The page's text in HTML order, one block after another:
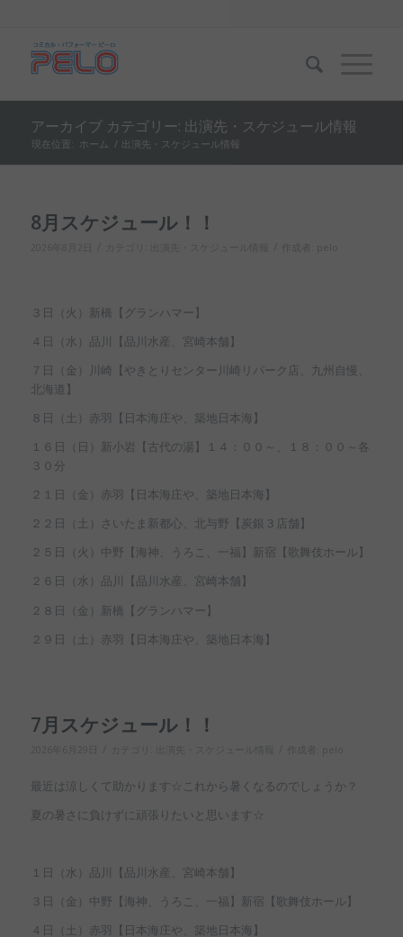
アーカイブ カテゴリー: 出演先・スケジュール情報
現在位置: ホーム / 出演先・スケジュール情報
8月スケジュール！！
３日（火）新橋【グランハマー】
４日（水）品川【品川水産、宮崎本舗】
７日（金）川崎【やきとりセンター川崎リパーク店、九州自慢、
北海道】
８日（土）赤羽【日本海庄や、築地日本海】
１６日（日）新小岩【古代の湯】１４：００～、１８：００～各
３０分
２１日（金）赤羽【日本海庄や、築地日本海】
２２日（土）さいたま新都心、北与野【炭銀３店舗】
２５日（火）中野【海神、うろこ、一福】新宿【歌舞伎ホール】
２６日（水）品川【品川水産、宮崎本舗】
２８日（金）新橋【グランハマー】
２９日（土）赤羽【日本海庄や、築地日本海】
7月スケジュール！！
作成者:
最近は涼しくて助かります☆これから暑くなるのでしょうか？
夏の暑さに負けずに頑張りたいと思います☆
１日（水）品川【品川水産、宮崎本舗】
３日（金）中野【海神、うろこ、一福】新宿【歌舞伎ホール】
４日（土）赤羽【日本海庄や、築地日本海】